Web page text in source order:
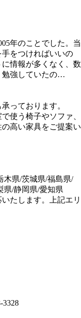
年のことでした。当
をつければいいの
情報が多くなく、数
勉強していたの…
っております。
使う椅子やソファ、
高い家具をご提案い
木県/茨城県/福島県/
県/静岡県/愛知県
たします。上記エリ